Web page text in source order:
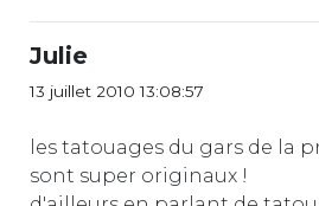
Julie
13 juillet 2010 13:08:57
les tatouages du gars de la
sont super originaux !